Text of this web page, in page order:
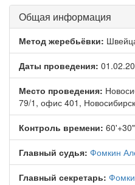
Общая информация
Метод жеребьёвки:
Даты проведения:
Место проведения:
79/1, офис 401,
Контроль времени:
Главный судья: Фомкин
Главный секретарь: